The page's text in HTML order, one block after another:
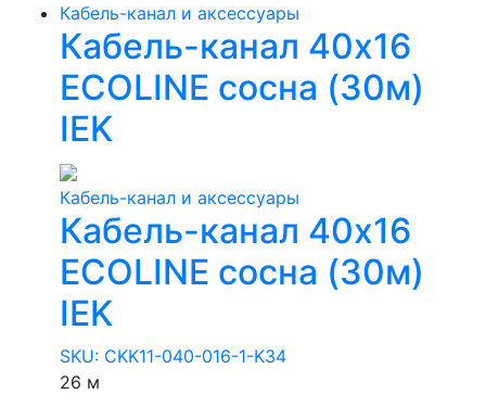
Кабель-канал и аксессуары
Кабель-канал 40х16
ECOLINE сосна (30м)
IEK
Кабель-канал и аксессуары
Кабель-канал 40х16
ECOLINE сосна (30м)
IEK
SKU: CKK11-040-016-1-K34
26 м